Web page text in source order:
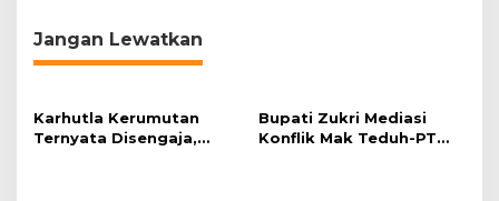
g
a
i
Jangan Lewatkan
Karhutla Kerumutan
Ternyata Disengaja,
Bupati Zukri Mediasi
Konflik Mak Teduh-PT